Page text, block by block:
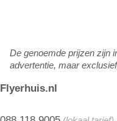
Flyerhuis.nl
De genoemde prijzen zijn
advertentie, maar